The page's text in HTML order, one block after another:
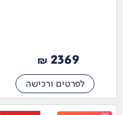
2369
₪
לפרטים ורכישה